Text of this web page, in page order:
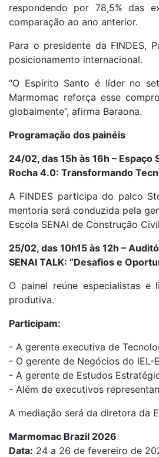
respondendo por 78,5% das
comparação ao ano anterior.
Para o presidente da FINDES,
posicionamento internacional.
“O Espírito Santo é líder no
Marmomac reforça esse
globalmente”, afirma Baraona.
Programação dos painéis
24/02, das 15h às 16h – Espaço
Rocha 4.0: Transformando
A FINDES participa do palco
mentoria será conduzida pela
Escola SENAI de Construção
25/02, das 10h15 às 12h –
SENAI TALK: “Desafios e
O painel reúne especialistas e
produtiva.
Participam:
- A gerente executiva de
- O gerente de Negócios do IEL-
- A gerente de Estudos
- Além de executivos
A mediação será da diretora da
Marmomac Brazil 2026
Data: 24 a 26 de fevereiro de